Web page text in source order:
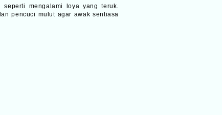
mengalami loya yang teruk.
pencuci mulut agar awak sentiasa